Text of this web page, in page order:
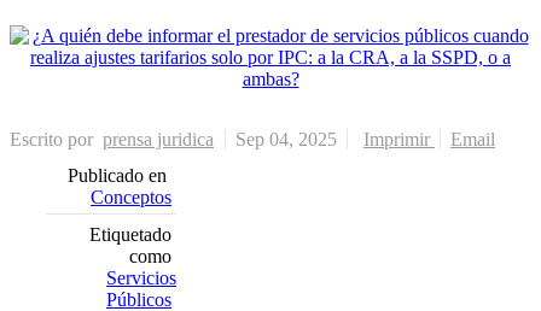
Escrito por prensa juridica Sep 04, 2025 Imprimir
Email
Publicado en
Conceptos
Etiquetado
como
Servicios
Públicos